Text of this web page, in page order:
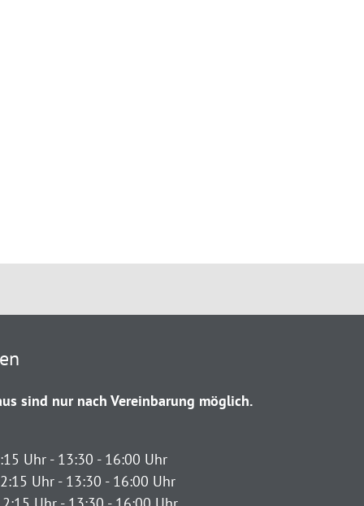
sind nur nach Vereinbarung möglich.
Uhr - 13:30 - 16:00 Uhr
Uhr - 13:30 - 16:00 Uhr